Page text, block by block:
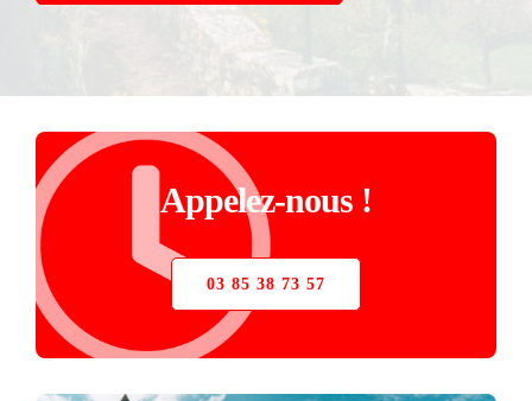
STORE
PIÈCES DÉTACHÉES
Appelez-nous !
03 85 38 73 57